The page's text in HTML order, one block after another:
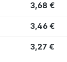
3,68 €
3,46 €
3,27 €